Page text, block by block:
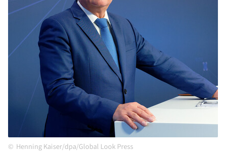
Henning Kaiser/dpa/Global Look Press